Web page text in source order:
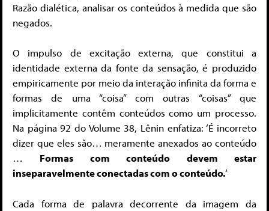
Razão dialética, analisar os conteúdos à medida que são
negados.
O impulso de excitação externa, que constitui a
identidade externa da fonte da sensação, é produzido
empiricamente por meio da interação infinita da forma e
formas de uma “coisa” com outras “coisas” que
implicitamente contêm conteúdos como um processo.
Na página 92 ​​do Volume 38, Lênin enfatiza: ‘É incorreto
dizer que eles são… meramente anexados ao conteúdo
… Formas com conteúdo devem estar
inseparavelmente conectadas com o conteúdo.‘
Cada forma de palavra decorrente da imagem da